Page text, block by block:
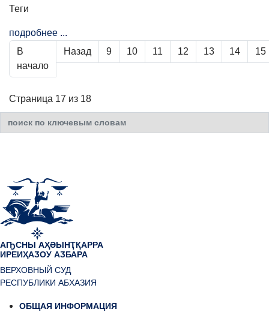
Теги
подробнее ...
В
начало
Назад 9 10 11 12 13 14 15
Страница 17 из 18
АҦСНЫ АҲӘЫНҬҚАРРА
ИРЕИҲАӠОУ АӠБАРА
ВЕРХОВНЫЙ СУД
РЕСПУБЛИКИ АБХАЗИЯ
ОБЩАЯ ИНФОРМАЦИЯ